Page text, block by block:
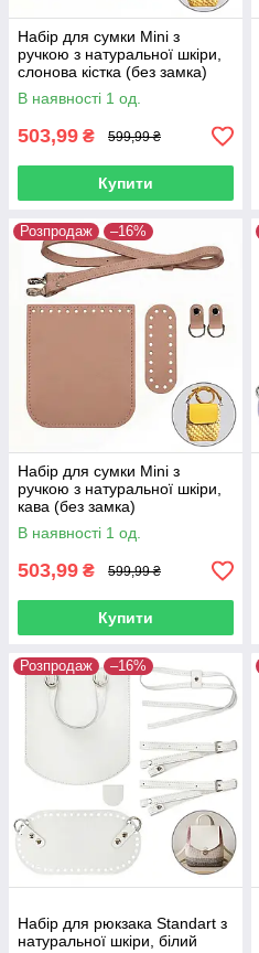
Набір для сумки Mini з
ручкою з натуральної шкіри,
слонова кістка (без замка)
В наявності 1 од.
503,99 ₴ 599,99 ₴
Купити
Розпродаж –16%
Набір для сумки Mini з
ручкою з натуральної шкіри,
кава (без замка)
В наявності 1 од.
503,99 ₴ 599,99 ₴
Купити
Розпродаж –16%
Набір для рюкзака Standart з
натуральної шкіри, білий